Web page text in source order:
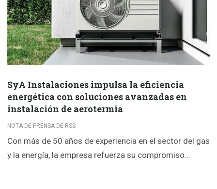
SyA Instalaciones impulsa la eficiencia
energética con soluciones avanzadas en
instalación de aerotermia
NOTA DE PRENSA DE RSS
Con más de 50 años de experiencia en el sector del gas
y la energía, la empresa refuerza su compromiso…